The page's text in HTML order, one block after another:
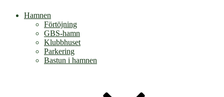
Hamnen
Förtöjning
GBS-hamn
Klubbhuset
Parkering
Bastun i hamnen